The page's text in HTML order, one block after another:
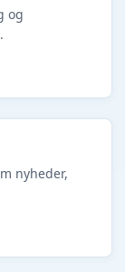
og
nyheder,